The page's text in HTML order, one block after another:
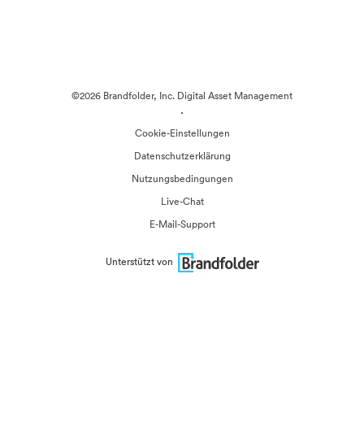
©2026 Brandfolder, Inc. Digital Asset Management
·
Cookie-Einstellungen
Datenschutzerklärung
Nutzungsbedingungen
Live-Chat
E-Mail-Support
Unterstützt von